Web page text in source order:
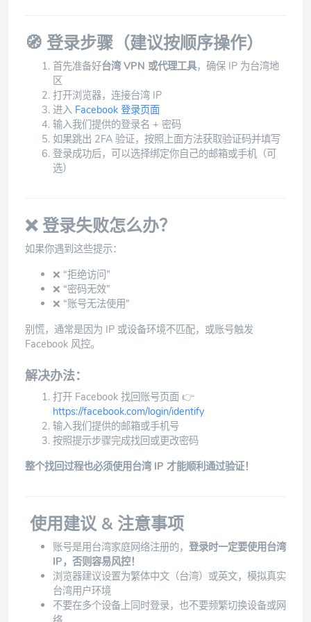
🧭 登录步骤（建议按顺序操作）
首先准备好台湾 VPN 或代理工具，确保 IP 为台湾地
区
打开浏览器，连接台湾 IP
进入 Facebook 登录页面
输入我们提供的登录名 + 密码
如果跳出 2FA 验证，按照上面方法获取验证码并填写
登录成功后，可以选择绑定你自己的邮箱或手机（可
选）
❌ 登录失败怎么办？
如果你遇到这些提示：
❌ “拒绝访问”
❌ “密码无效”
❌ “账号无法使用”
别慌，通常是因为 IP 或设备环境不匹配，或账号触发
Facebook 风控。
解决办法：
打开 Facebook 找回账号页面 👉
https://facebook.com/login/identify
输入我们提供的邮箱或手机号
按照提示步骤完成找回或更改密码
整个找回过程也必须使用台湾 IP 才能顺利通过验证！
使用建议 & 注意事项
账号是用台湾家庭网络注册的， 登录时一定要使用台湾
IP，否则容易风控！
浏览器建议设置为繁体中文（台湾）或英文，模拟真实
台湾用户环境
不要在多个设备上同时登录，也不要频繁切换设备或网